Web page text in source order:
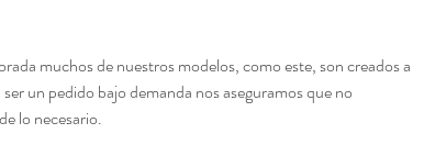
muchos de nuestros modelos, como este, son creados a
un pedido bajo demanda nos aseguramos que no
lo necesario.